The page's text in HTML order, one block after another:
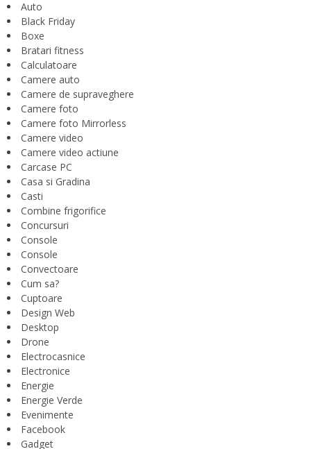
Auto
Black Friday
Boxe
Bratari fitness
Calculatoare
Camere auto
Camere de supraveghere
Camere foto
Camere foto Mirrorless
Camere video
Camere video actiune
Carcase PC
Casa si Gradina
Casti
Combine frigorifice
Concursuri
Console
Console
Convectoare
Cum sa?
Cuptoare
Design Web
Desktop
Drone
Electrocasnice
Electronice
Energie
Energie Verde
Evenimente
Facebook
Gadget